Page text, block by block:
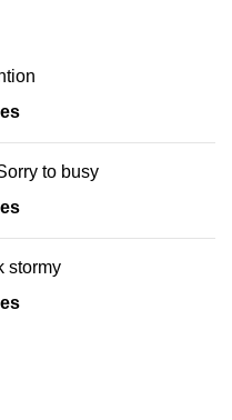
to busy
stormy